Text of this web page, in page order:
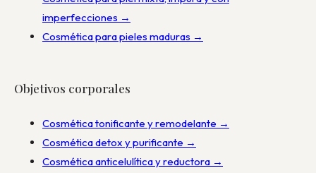
imperfecciones →
Cosmética para pieles maduras →
Objetivos corporales
Cosmética tonificante y remodelante →
Cosmética detox y purificante →
Cosmética anticelulítica y reductora →